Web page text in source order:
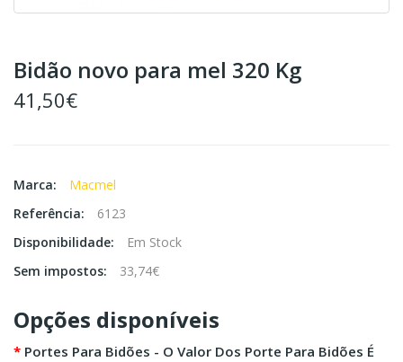
Bidão novo para mel 320 Kg
41,50€
Marca:
Macmel
Referência:
6123
Disponibilidade:
Em Stock
Sem impostos:
33,74€
Opções disponíveis
Portes Para Bidões - O Valor Dos Porte Para Bidões É